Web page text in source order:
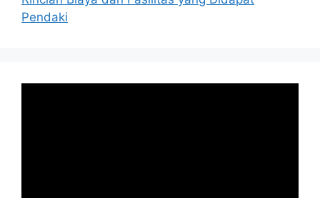
Pendaki